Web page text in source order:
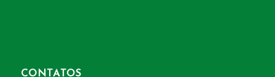
CONTATOS